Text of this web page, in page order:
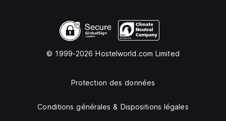
© 1999-2026 Hostelworld.com Limited
Protection des données
Conditions générales & Dispositions légales